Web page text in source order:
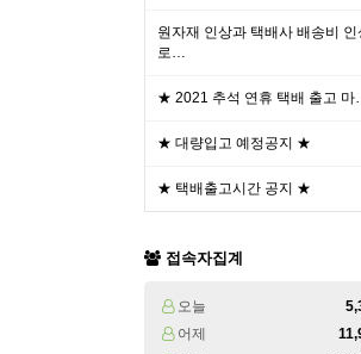
원자재 인상과 택배사 배송비 인
로…
★ 2021 추석 연휴 택배 출고
★ 대량입고 예정공지 ★
★ 택배출고시간 공지 ★
접속자집계
오늘
어제